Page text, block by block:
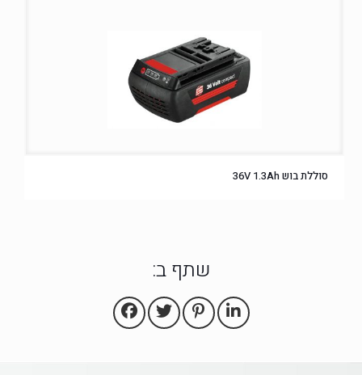
סוללת בוש 36V 1.3Ah
שתף ב: